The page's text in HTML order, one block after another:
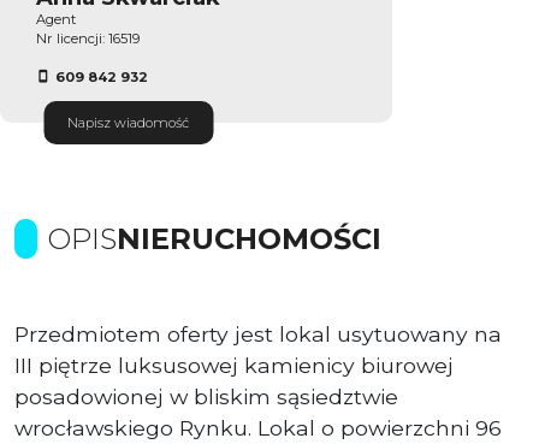
Agent
Nr licencji: 16519
609 842 932
Napisz wiadomość
OPISNIERUCHOMOŚCI
Przedmiotem oferty jest lokal usytuowany na
III piętrze luksusowej kamienicy biurowej
posadowionej w bliskim sąsiedztwie
wrocławskiego Rynku. Lokal o powierzchni 96